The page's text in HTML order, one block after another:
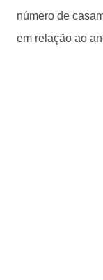
número de
em relação ao